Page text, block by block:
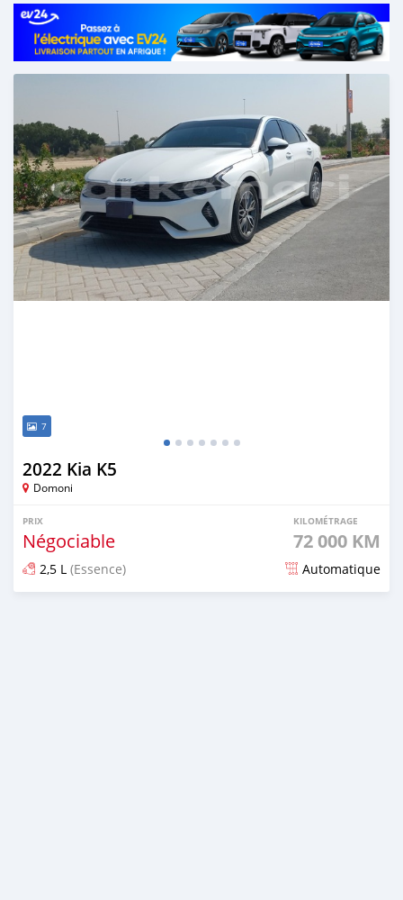
Publié il y a plus d'un an
7
2022 Kia K5
Domoni
PRIX
Négociable
KILOMÉTRAGE
72 000 KM
2,5 L (Essence) Automatique